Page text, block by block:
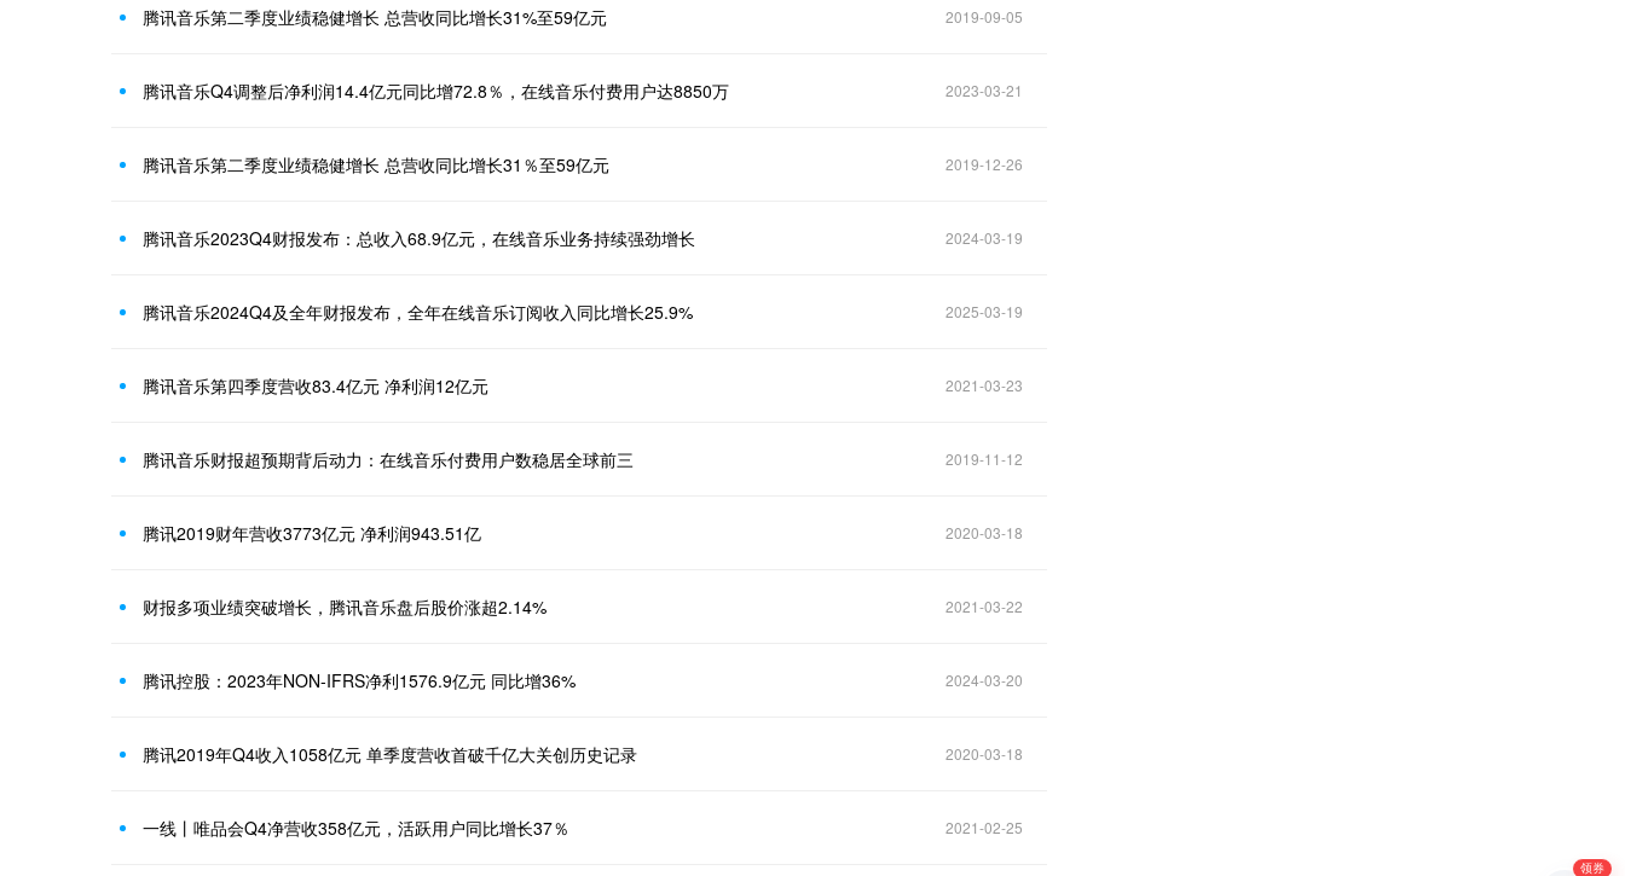
腾讯音乐第二季度业绩稳健增长 总营收同比增长31%至59亿元 2019-09-05
腾讯音乐Q4调整后净利润14.4亿元同比增72.8％，在线音乐付费用户达8850万 2023-03-21
腾讯音乐第二季度业绩稳健增长 总营收同比增长31％至59亿元 2019-12-26
腾讯音乐2023Q4财报发布：总收入68.9亿元，在线音乐业务持续强劲增长 2024-03-19
腾讯音乐2024Q4及全年财报发布，全年在线音乐订阅收入同比增长25.9% 2025-03-19
腾讯音乐第四季度营收83.4亿元 净利润12亿元 2021-03-23
腾讯音乐财报超预期背后动力：在线音乐付费用户数稳居全球前三 2019-11-12
腾讯2019财年营收3773亿元 净利润943.51亿 2020-03-18
财报多项业绩突破增长，腾讯音乐盘后股价涨超2.14% 2021-03-22
腾讯控股：2023年NON-IFRS净利1576.9亿元 同比增36% 2024-03-20
腾讯2019年Q4收入1058亿元 单季度营收首破千亿大关创历史记录 2020-03-18
一线丨唯品会Q4净营收358亿元，活跃用户同比增长37％ 2021-02-25
领券